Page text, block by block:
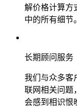
解价格计算方
中的所有细节。
长期顾问服务
我们与众多客
联网相关问题
会感到相识恨